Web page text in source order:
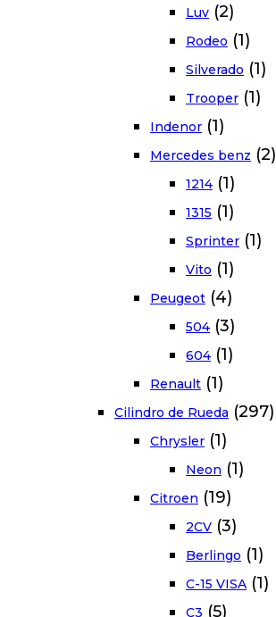
Luv (2)
Rodeo (1)
Silverado (1)
Trooper (1)
Indenor (1)
Mercedes benz (2)
1214 (1)
1315 (1)
Sprinter (1)
Vito (1)
Peugeot (4)
504 (3)
604 (1)
Renault (1)
Cilindro de Rueda (297)
Chrysler (1)
Neon (1)
Citroen (19)
2CV (3)
Berlingo (1)
C-15 VISA (1)
C3 (5)